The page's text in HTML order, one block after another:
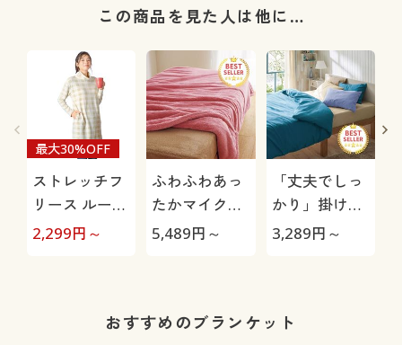
この商品を見た人は他に…
ストレッチフ
リース ルーズ
ネックロング
最大30%OFF
2,299円～
ふわふわあっ
たかマイクロ
2枚合わせ毛
5,489円～
「丈夫でしっ
かり」掛け布
団カバー(綿
3,289円～
おすすめのブランケット